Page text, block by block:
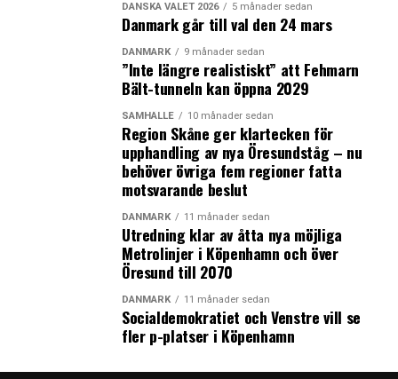
DANSKA VALET 2026 5 månader sedan
Danmark går till val den 24 mars
DANMARK 9 månader sedan
”Inte längre realistiskt” att Fehmarn
Bält-tunneln kan öppna 2029
SAMHÄLLE 10 månader sedan
Region Skåne ger klartecken för
upphandling av nya Öresundståg – nu
behöver övriga fem regioner fatta
motsvarande beslut
DANMARK 11 månader sedan
Utredning klar av åtta nya möjliga
Metrolinjer i Köpenhamn och över
Öresund till 2070
DANMARK 11 månader sedan
Socialdemokratiet och Venstre vill se
fler p-platser i Köpenhamn